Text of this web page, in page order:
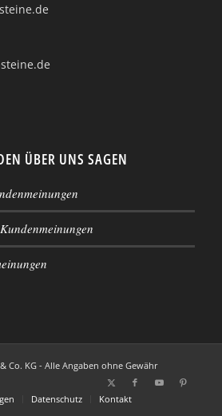
ÜBER UNS SAGEN
Kundenmeinungen
Co. KG - Alle Angaben ohne Gewähr
Datenschutz Kontakt